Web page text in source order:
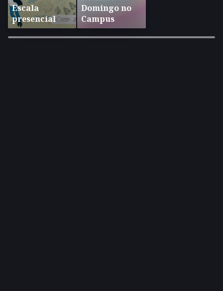
Escala
presencial
Domingo no
Campus